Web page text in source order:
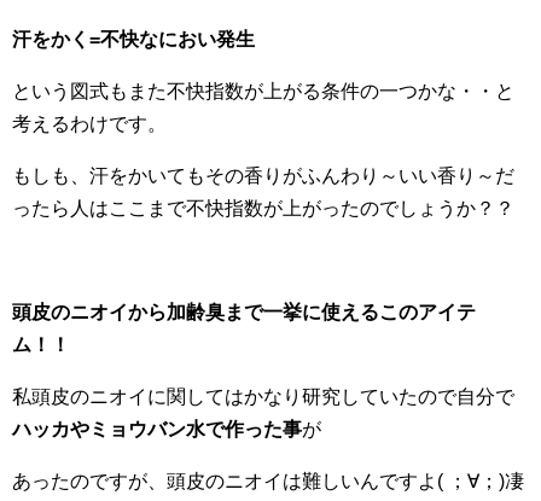
汗をかく=不快なにおい発生
という図式もまた不快指数が上がる条件の一つかな・・と
考えるわけです。
もしも、汗をかいてもその香りがふんわり～いい香り～だ
ったら人はここまで不快指数が上がったのでしょうか？？
頭皮のニオイから加齢臭まで一挙に使えるこのアイテ
ム！！
私頭皮のニオイに関してはかなり研究していたので自分で
ハッカやミョウバン水で作った事が
あったのですが、頭皮のニオイは難しいんですよ( ；∀；)凄